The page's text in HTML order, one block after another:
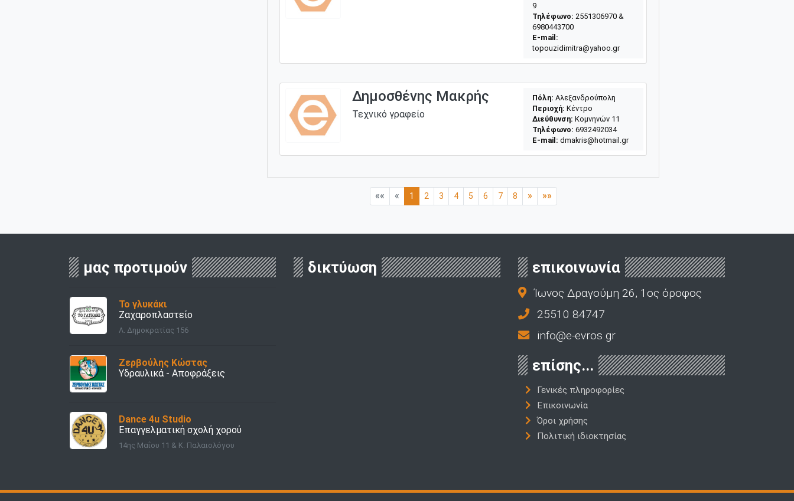
9
Τηλέφωνο: 2551306970 &
6980443700
E-mail:
topouzidimitra@yahoo.gr
Δημοσθένης Μακρής
Τεχνικό γραφείο
Πόλη: Αλεξανδρούπολη
Περιοχή: Κέντρο
Διεύθυνση: Κομνηνών 11
Τηλέφωνο: 6932492034
E-mail: dmakris@hotmail.gr
«« « 1 2 3 4 5 6 7 8 » »»
μας προτιμούν
Το γλυκάκι
Ζαχαροπλαστείο
Λ. Δημοκρατίας 156
Ζερβούλης Κώστας
Υδραυλικά - Αποφράξεις
Dance 4u Studio
Επαγγελματική σχολή χορού
14ης Μαΐου 11 & Κ. Παλαιολόγου
δικτύωση επικοινωνία
Ίωνος Δραγούμη 26, 1ος όροφος
25510 84747
info@e-evros.gr
επίσης...
Γενικές πληροφορίες
Επικοινωνία
Όροι χρήσης
Πολιτική ιδιοκτησίας